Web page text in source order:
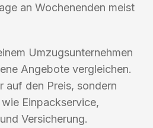
an Wochenenden meist
Umzugsunternehmen
Angebote vergleichen.
auf den Preis, sondern
Einpackservice,
Versicherung.